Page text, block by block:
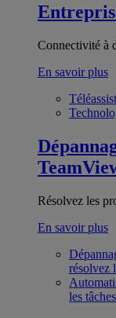
Connectivité à
En savoir plus
Résolvez les
En savoir plus
résolvez
les